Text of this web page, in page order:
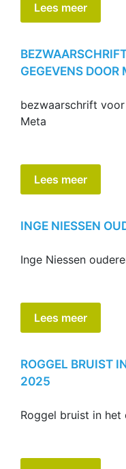
Lees meer
GEGEVENS DOOR
bezwaarschrift
Meta
Lees meer
INGE NIESSEN
Inge Niessen
Lees meer
ROGGEL BRUIST
2025
Roggel bruist in